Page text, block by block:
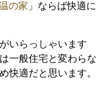
の家 」ならば快適に
いらっしゃいます
一般住宅と変わらな
快適だと思います。